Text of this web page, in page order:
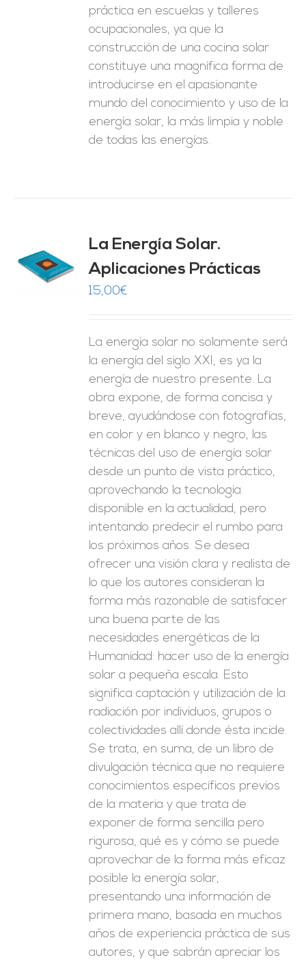
práctica en escuelas y talleres
ocupacionales, ya que la
construcción de una cocina solar
constituye una magnífica forma de
introducirse en el apasionante
mundo del conocimiento y uso de la
energía solar, la más limpia y noble
de todas las energías.
La Energía Solar.
Aplicaciones Prácticas
15,00€
La energía solar no solamente será
la energía del siglo XXI, es ya la
energía de nuestro presente. La
obra expone, de forma concisa y
breve, ayudándose con fotografías,
en color y en blanco y negro, las
técnicas del uso de energía solar
desde un punto de vista práctico,
aprovechando la tecnología
disponible en la actualidad, pero
intentando predecir el rumbo para
los próximos años. Se desea
ofrecer una visión clara y realista de
lo que los autores consideran la
forma más razonable de satisfacer
una buena parte de las
necesidades energéticas de la
Humanidad: hacer uso de la energía
solar a pequeña escala. Esto
significa captación y utilización de la
radiación por individuos, grupos o
colectividades allí donde ésta incide.
Se trata, en suma, de un libro de
divulgación técnica que no requiere
conocimientos específicos previos
de la materia y que trata de
exponer de forma sencilla pero
rigurosa, qué es y cómo se puede
aprovechar de la forma más eficaz
posible la energía solar,
presentando una información de
primera mano, basada en muchos
años de experiencia práctica de sus
autores, y que sabrán apreciar los